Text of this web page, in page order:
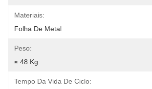
Materiais:
Folha De Metal
Peso:
≤ 48 Kg
Tempo Da Vida De Ciclo: